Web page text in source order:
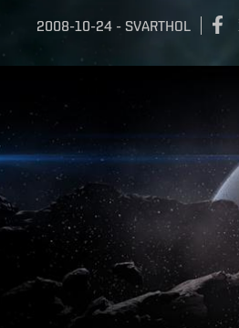
2008-10-24 - SVARTHOL